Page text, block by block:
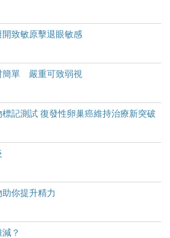
致敏原擊退眼敏感
簡單 嚴重可致弱視
記測試 復發性卵巢癌維持治療新突破
你提升精力
？